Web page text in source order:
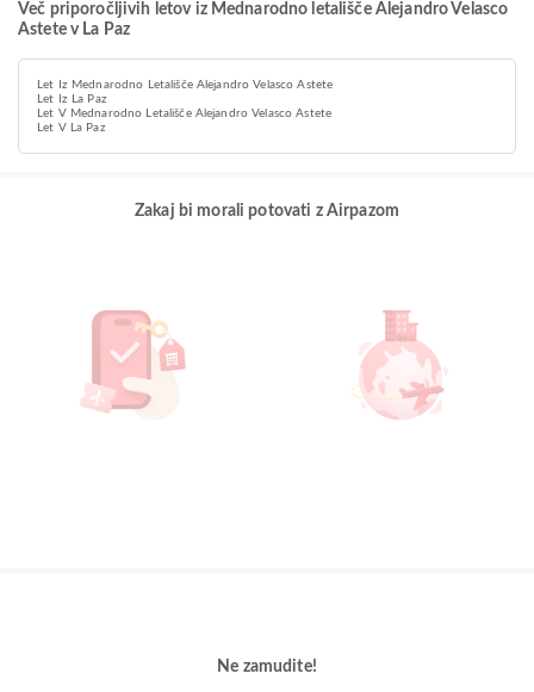
Več priporočljivih letov iz Mednarodno letališče Alejandro Velasco
Astete v La Paz
Let Iz Mednarodno Letališče Alejandro Velasco Astete
Let Iz La Paz
Let V Mednarodno Letališče Alejandro Velasco Astete
Let V La Paz
Zakaj bi morali potovati z Airpazom
Ne zamudite!